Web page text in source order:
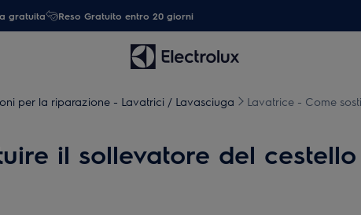
gratuita Reso Gratuito entro 20 giorni
per la riparazione - Lavatrici / Lavasciuga Lavatrice - Come
il sollevatore del